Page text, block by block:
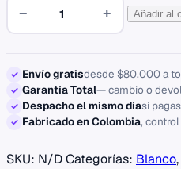
Filamento
− + Añadir al
✓ Envío gratisdesde $80.000 a
✓ Garantía Total— cambio o
✓ Despacho el mismo díasi
✓ Fabricado en Colombia,
SKU: N/DCategorías: Blanco,